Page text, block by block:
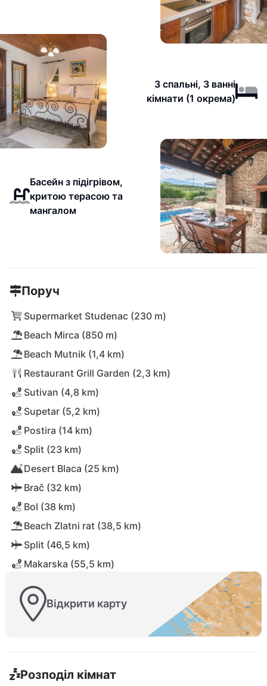
3 спальні, 3 ванні
кімнати (1 окрема)
Басейн з підігрівом,
критою терасою та
мангалом
Поруч
Supermarket Studenac (230 m)
Beach Mirca (850 m)
Beach Mutnik (1,4 km)
Restaurant Grill Garden (2,3 km)
Sutivan (4,8 km)
Supetar (5,2 km)
Postira (14 km)
Split (23 km)
Desert Blaca (25 km)
Brač (32 km)
Bol (38 km)
Beach Zlatni rat (38,5 km)
Split (46,5 km)
Makarska (55,5 km)
Відкрити карту
Розподіл кімнат